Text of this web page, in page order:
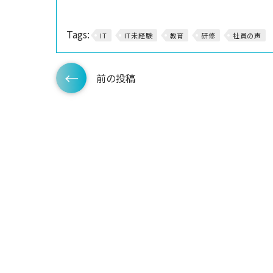
Tags: IT IT未経験 教育 研修 社員の声
前の投稿